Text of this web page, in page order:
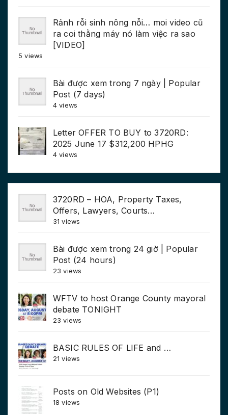
Rảnh rỗi sinh nông nỗi… moi video cũ
ra coi thằng máy nó làm việc ra sao
[VIDEO]
5 views
Bài được xem trong 7 ngày | Popular
Post (7 days)
4 views
Letter OFFER TO BUY to 3720RD:
2025 June 17 $312,200 HPHG
4 views
3720RD – HOA, Property Taxes,
Offers, Lawyers, Courts…
31 views
Bài được xem trong 24 giờ | Popular
Post (24 hours)
23 views
WFTV to host Orange County mayoral
debate TONIGHT
23 views
BASIC RULES OF LIFE and …
21 views
Posts on Old Websites (P1)
18 views